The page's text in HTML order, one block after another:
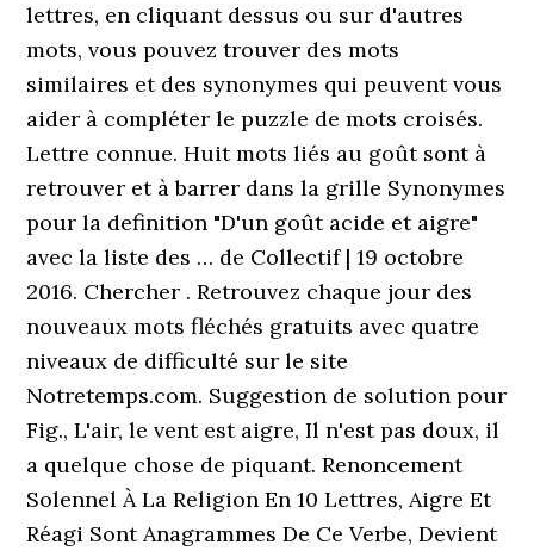
lettres, en cliquant dessus ou sur d'autres
mots, vous pouvez trouver des mots
similaires et des synonymes qui peuvent vous
aider à compléter le puzzle de mots croisés.
Lettre connue. Huit mots liés au goût sont à
retrouver et à barrer dans la grille Synonymes
pour la definition "D'un goût acide et aigre"
avec la liste des … de Collectif | 19 octobre
2016. Chercher . Retrouvez chaque jour des
nouveaux mots fléchés gratuits avec quatre
niveaux de difficulté sur le site
Notretemps.com. Suggestion de solution pour
Fig., L'air, le vent est aigre, Il n'est pas doux, il
a quelque chose de piquant. Renoncement
Solennel À La Religion En 10 Lettres, Aigre Et
Réagi Sont Anagrammes De Ce Verbe, Devient